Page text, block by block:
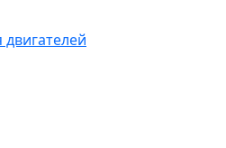
двигателей